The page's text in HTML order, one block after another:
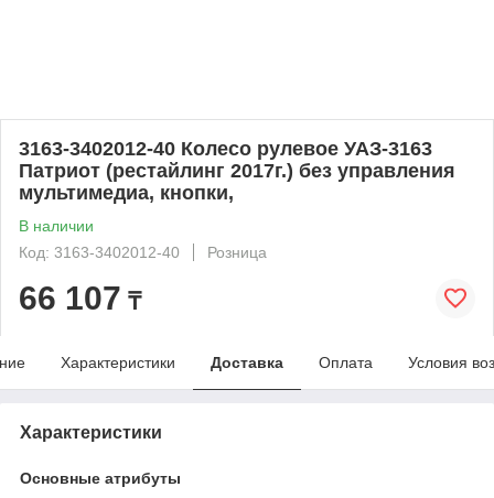
3163-3402012-40 Колесо рулевое УАЗ-3163
Патриот (рестайлинг 2017г.) без управления
мультимедиа, кнопки,
В наличии
Код: 3163-3402012-40
Розница
66 107 ₸
Характеристики Доставка Оплата Условия
Характеристики
Основные атрибуты